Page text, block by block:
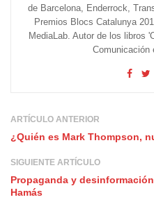
de Barcelona, Enderrock,
Premios Blocs Catalunya
MediaLab. Autor de los libros
Comunicación
ARTÍCULO ANTERIOR
¿Quién es Mark Thompson,
SIGUIENTE ARTÍCULO
Propaganda y
Hamás